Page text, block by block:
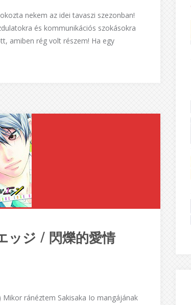
nekem az idei tavaszi szezonban!
és kommunikációs szokásokra
amiben rég volt részem! Ha egy
ッジ / 閃爍的愛情
Mikor ránéztem Sakisaka Io mangájának